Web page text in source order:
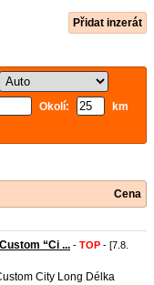
Přidat inzerát
Okolí:
km
Cena
“Ci ... - TOP - [7.8.
City Long Délka